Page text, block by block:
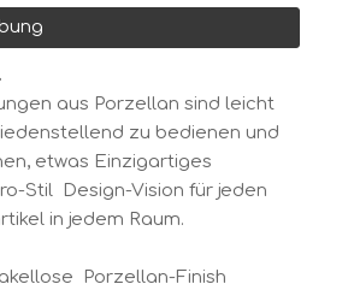
aus Porzellan sind leicht
zu bedienen und
etwas Einzigartiges
Stil Design-Vision für jeden
in jedem Raum.
Porzellan-Finish